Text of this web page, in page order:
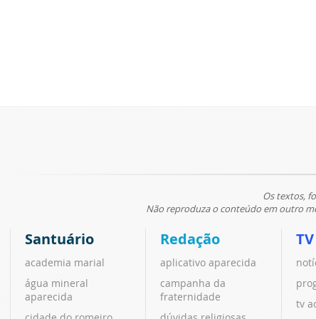
Os textos,
Não reproduza o conteúdo em outro
Santuário
academia marial
água mineral
aparecida
Redação
aplicativo aparecida
campanha da
fraternidade
tv